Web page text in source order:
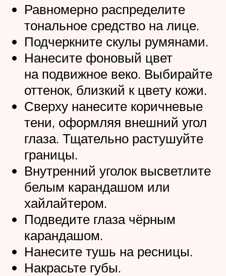
Равномерно распределите
тональное средство на лице.
Подчеркните скулы румянами.
Нанесите фоновый цвет
на подвижное веко. Выбирайте
оттенок, близкий к цвету кожи.
Сверху нанесите коричневые
тени, оформляя внешний угол
глаза. Тщательно растушуйте
границы.
Внутренний уголок высветлите
белым карандашом или
хайлайтером.
Подведите глаза чёрным
карандашом.
Нанесите тушь на ресницы.
Накрасьте губы.